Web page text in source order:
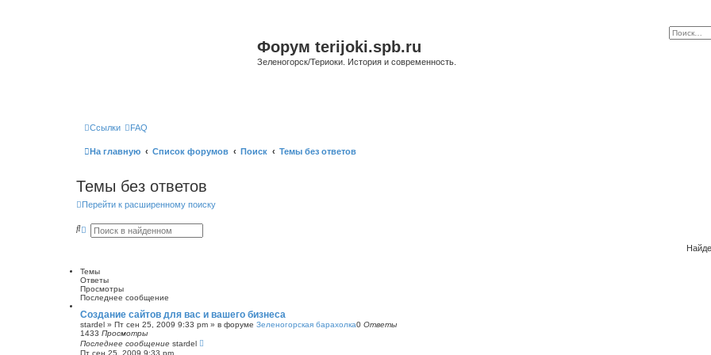
Форум terijoki.spb.ru
Зеленогорск/Териоки. История и современность.
Ссылки FAQ
На главную Список форумов Поиск Темы без ответов
Темы без ответов
Перейти к расширенному поиску
П Р
р
е
н
н
ы
й
п
о
и
Темы
Ответы
Просмотры
Последнее сообщение
Cоздание сайтов для вас и вашего бизнеса
stardel » Пт сен 25, 2009 9:33 pm » в форуме Зеленогорская барахолка0 Ответы
1433 Просмотры
Последнее сообщение stardel
Пт сен 25, 2009 9:33 pm